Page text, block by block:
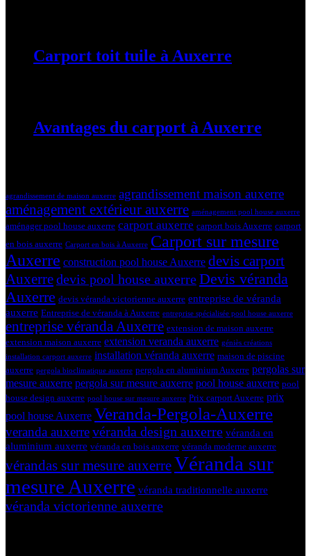
Carport toit tuile à Auxerre
Avantages du carport à Auxerre
agrandissement de maison auxerre agrandissement maison auxerre
aménagement extérieur auxerre aménagement pool house auxerre
aménager pool house auxerre carport auxerre carport bois Auxerre carport
en bois auxerre Carport en bois à Auxerre Carport sur mesure
Auxerre construction pool house Auxerre devis carport
Auxerredevis pool house auxerreDevis véranda
Auxerre devis véranda victorienne auxerre entreprise de véranda
auxerre Entreprise de véranda à Auxerre entreprise spécialisée pool house auxerre
entreprise véranda Auxerre extension de maison auxerre
extension maison auxerre extension veranda auxerre géniès créations
installation carport auxerre installation véranda auxerre maison de piscine
auxerre pergola bioclimatique auxerre pergola en aluminium Auxerre pergolas sur
mesure auxerre pergola sur mesure auxerre pool house auxerre pool
house design auxerre pool house sur mesure auxerre Prix carport Auxerre prix
pool house Auxerre Veranda-Pergola-Auxerre
veranda auxerrevéranda design auxerre véranda en
aluminium auxerre véranda en bois auxerre véranda moderne auxerre
vérandas sur mesure auxerreVéranda sur
mesure Auxerre véranda traditionnelle auxerre
véranda victorienne auxerre